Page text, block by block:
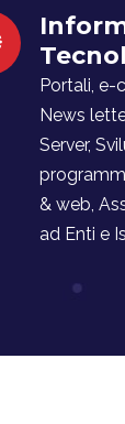
Portali, e-
News
Server,
& web,
ad Enti e